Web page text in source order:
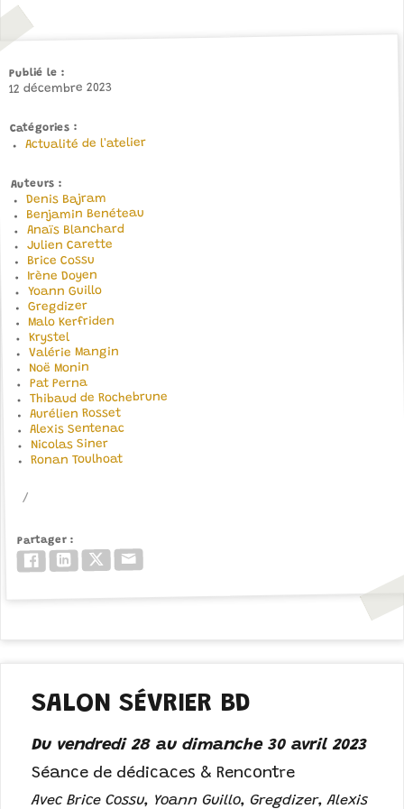
Publié le
12 décembre 2023
Catégories
Actualité de l'atelier
Auteurs
Denis Bajram
Benjamin Benéteau
Anaïs Blanchard
Julien Carette
Brice Cossu
Irène Doyen
Yoann Guillo
Gregdizer
Malo Kerfriden
Krystel
Valérie Mangin
Noë Monin
Pat Perna
Thibaud de Rochebrune
Aurélien Rosset
Alexis Sentenac
Nicolas Siner
Ronan Toulhoat
Partager
FacebookLinkedInTwitter/X
SALON SÉVRIER BD
Du vendredi 28 au dimanche 30 avril 2023
Séance de dédicaces & Rencontre
Avec Brice Cossu, Yoann Guillo, Gregdizer, Alexis